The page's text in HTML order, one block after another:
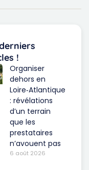
!
Organiser
dehors en
Loire‑Atlantique
: révélations
d’un terrain
que les
prestataires
n’avouent pas
6 août 2026